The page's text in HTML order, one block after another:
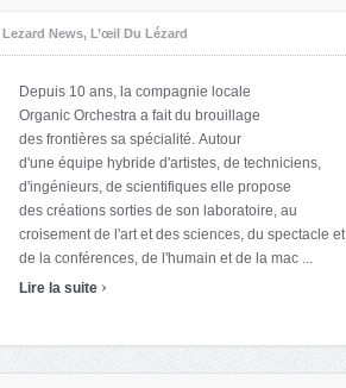
Lezard News, L’œil Du Lézard
Depuis 10 ans, la compagnie locale
Organic Orchestra a fait du brouillage
des frontières sa spécialité. Autour
d'une équipe hybride d'artistes, de techniciens,
d'ingénieurs, de scientifiques elle propose
des créations sorties de son laboratoire, au
croisement de l'art et des sciences, du spectacle et
de la conférences, de l'humain et de la mac ...
Lire la suite ›